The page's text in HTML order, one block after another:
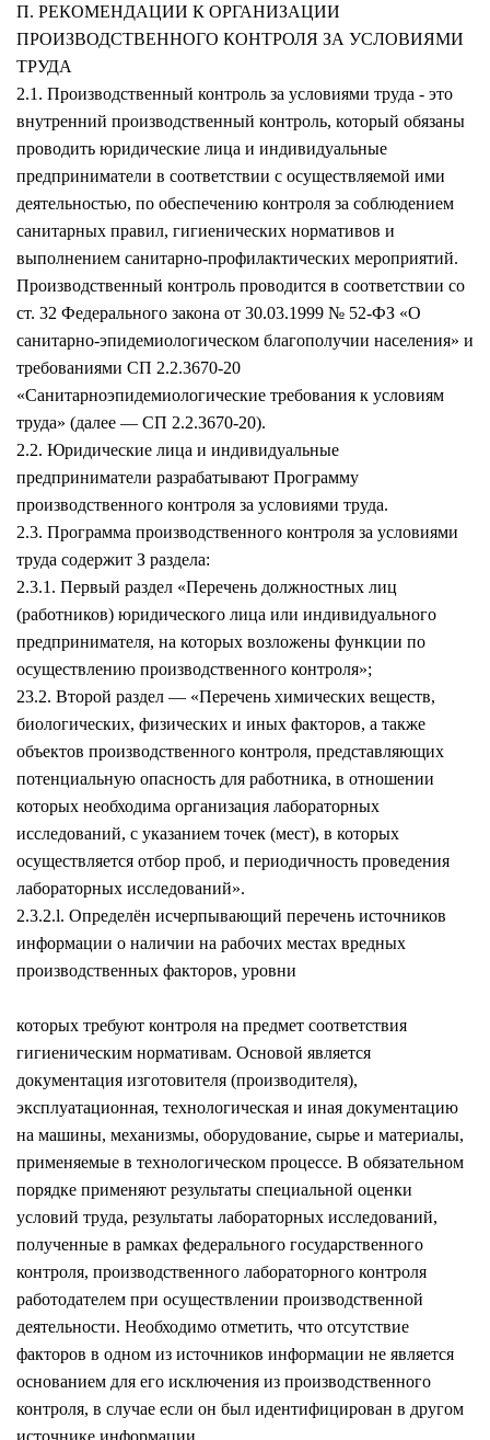
П. РЕКОМЕНДАЦИИ К ОРГАНИЗАЦИИ
ПРОИЗВОДСТВЕННОГО КОНТРОЛЯ ЗА УСЛОВИЯМИ
ТРУДА
2.1. Производственный контроль за условиями труда - это
внутренний производственный контроль, который обязаны
проводить юридические лица и индивидуальные
предприниматели в соответствии с осуществляемой ими
деятельностью, по обеспечению контроля за соблюдением
санитарных правил, гигиенических нормативов и
выполнением санитарно-профилактических мероприятий.
Производственный контроль проводится в соответствии со
ст. 32 Федерального закона от 30.03.1999 № 52-ФЗ «О
санитарно-эпидемиологическом благополучии населения» и
требованиями СП 2.2.3670-20
«Санитарноэпидемиологические требования к условиям
труда» (далее — СП 2.2.3670-20).
2.2. Юридические лица и индивидуальные
предприниматели разрабатывают Программу
производственного контроля за условиями труда.
2.3. Программа производственного контроля за условиями
труда содержит З раздела:
2.3.1. Первый раздел «Перечень должностных лиц
(работников) юридического лица или индивидуального
предпринимателя, на которых возложены функции по
осуществлению производственного контроля»;
23.2. Второй раздел — «Перечень химических веществ,
биологических, физических и иных факторов, а также
объектов производственного контроля, представляющих
потенциальную опасность для работника, в отношении
которых необходима организация лабораторных
исследований, с указанием точек (мест), в которых
осуществляется отбор проб, и периодичность проведения
лабораторных исследований».
2.3.2.l. Определён исчерпывающий перечень источников
информации о наличии на рабочих местах вредных
производственных факторов, уровни
которых требуют контроля на предмет соответствия
гигиеническим нормативам. Основой является
документация изготовителя (производителя),
эксплуатационная, технологическая и иная документацию
на машины, механизмы, оборудование, сырье и материалы,
применяемые в технологическом процессе. В обязательном
порядке применяют результаты специальной оценки
условий труда, результаты лабораторных исследований,
полученные в рамках федерального государственного
контроля, производственного лабораторного контроля
работодателем при осуществлении производственной
деятельности. Необходимо отметить, что отсутствие
факторов в одном из источников информации не является
основанием для его исключения из производственного
контроля, в случае если он был идентифицирован в другом
источнике информации.